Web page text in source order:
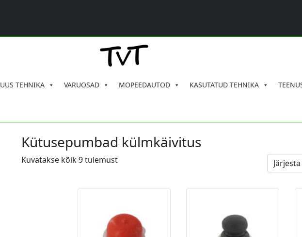
UUS TEHNIKA VARUOSAD MOPEEDAUTOD KASUTATUD TEHNIKA
Kütusepumbad külmkäivitus
Kuvatakse kõik 9 tulemust